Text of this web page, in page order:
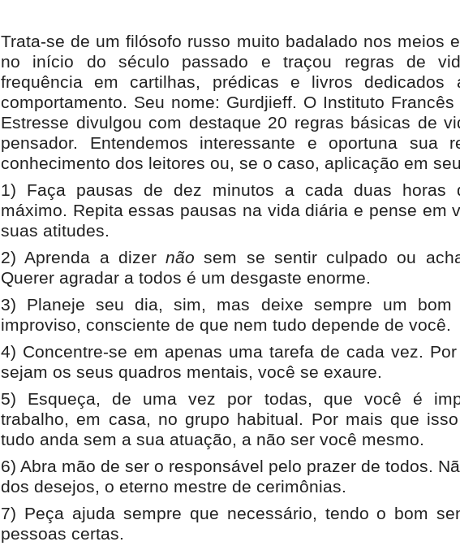
Trata-se de um filósofo russo muito badalado nos meios
no início do século passado e traçou regras de
frequência em cartilhas, prédicas e livros dedicados
comportamento. Seu nome: Gurdjieff. O Instituto
Estresse divulgou com destaque 20 regras básicas de
pensador. Entendemos interessante e oportuna sua
conhecimento dos leitores ou, se o caso, aplicação em
1) Faça pausas de dez minutos a cada duas horas
máximo. Repita essas pausas na vida diária e pense em
suas atitudes.
2) Aprenda a dizer não sem se sentir culpado ou
Querer agradar a todos é um desgaste enorme.
3) Planeje seu dia, sim, mas deixe sempre um bom
improviso, consciente de que nem tudo depende de você.
4) Concentre-se em apenas uma tarefa de cada vez.
sejam os seus quadros mentais, você se exaure.
5) Esqueça, de uma vez por todas, que você é
trabalho, em casa, no grupo habitual. Por mais que
tudo anda sem a sua atuação, a não ser você mesmo.
6) Abra mão de ser o responsável pelo prazer de todos.
dos desejos, o eterno mestre de cerimônias.
7) Peça ajuda sempre que necessário, tendo o bom
pessoas certas.